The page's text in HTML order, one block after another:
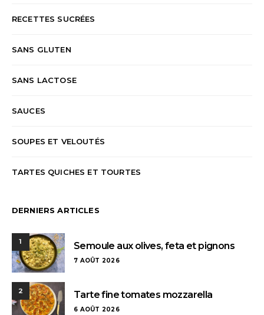
RECETTES SUCRÉES
SANS GLUTEN
SANS LACTOSE
SAUCES
SOUPES ET VELOUTÉS
TARTES QUICHES ET TOURTES
DERNIERS ARTICLES
1 Semoule aux olives, feta et pignons
7 AOÛT 2026
2 Tarte fine tomates mozzarella
6 AOÛT 2026